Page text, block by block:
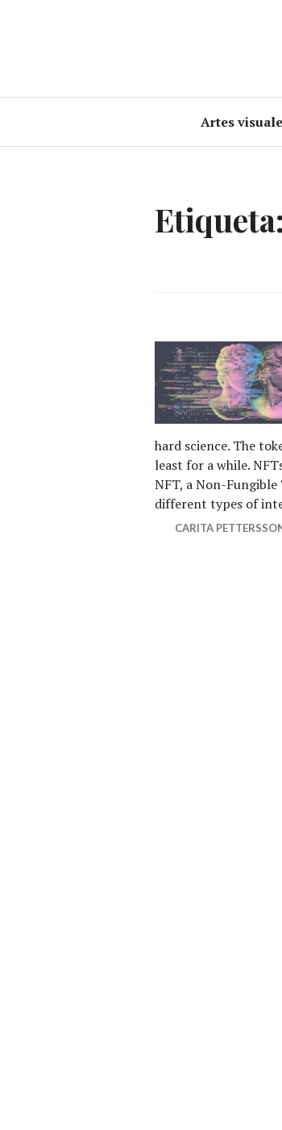
Artes
Etiqueta:
hard science. The
least for a while.
NFT, a Non-
different types of
CARITA